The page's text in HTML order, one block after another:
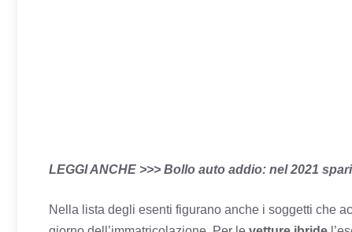
LEGGI ANCHE >>> Bollo auto addio: nel 2021
Nella lista degli esenti figurano anche i soggetti che